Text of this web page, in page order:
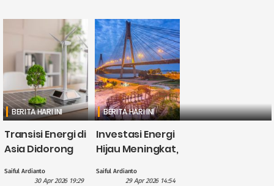
BERITA HARI INI
Transisi Energi di
Asia Didorong
International
Saiful Ardianto
30 Apr 2026 19:29
BERITA HARI INI
Investasi Energi
Hijau Meningkat,
Dana US$5
Saiful Ardianto
29 Apr 2026 14:54